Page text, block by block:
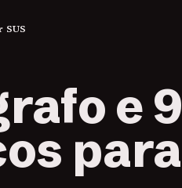
e 9
para